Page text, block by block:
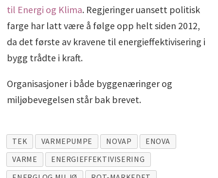
til Energi og Klima. Regjeringer uansett politisk
farge har latt være å følge opp helt siden 2012,
da det første av kravene til energieffektivisering i
bygg trådte i kraft.
Organisasjoner i både byggenæringer og
miljøbevegelsen står bak brevet.
TEK VARMEPUMPE NOVAP
ENOVA
VARME
ENERGIEFFEKTIVISERING